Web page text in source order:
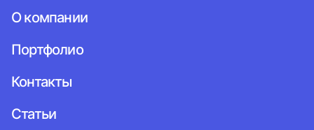
О компании
Портфолио
Контакты
Статьи